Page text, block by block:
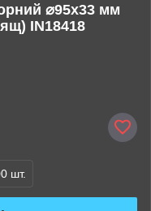
⌀95х33 мм
IN18418
шт.